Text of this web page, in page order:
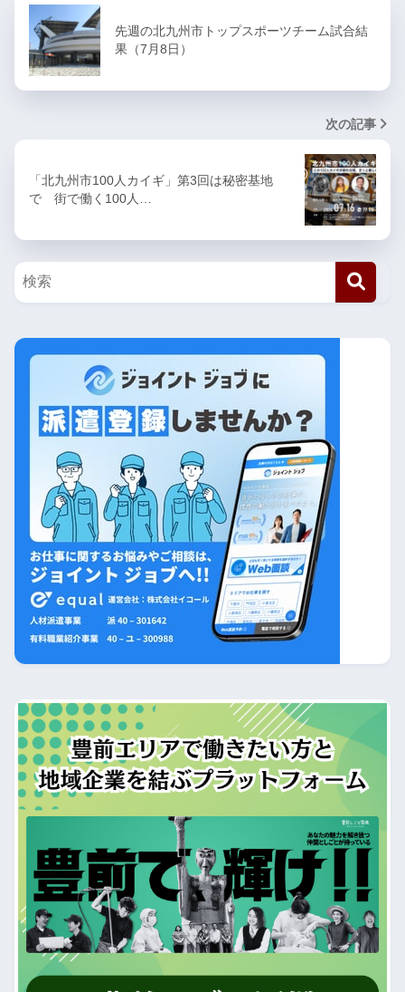
先週の北九州市トップスポーツチーム試合結
果（7月8日）
次の記事
「北九州市100人カイギ」第3回は秘密基地
で 街で働く100人…